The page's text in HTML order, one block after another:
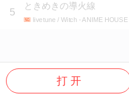
5
ときめきの導火線
livetune / Witch - ANIME HOUSE
打 开